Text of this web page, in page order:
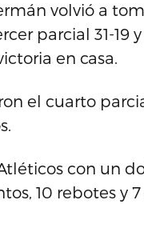
volvió a
parcial 31-
en casa.
el cuarto
con un
10 rebotes y